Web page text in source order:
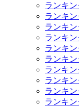
ランキン
ランキン
ランキン
ランキン
ランキン
ランキン
ランキン
ランキン
ランキン
ランキン